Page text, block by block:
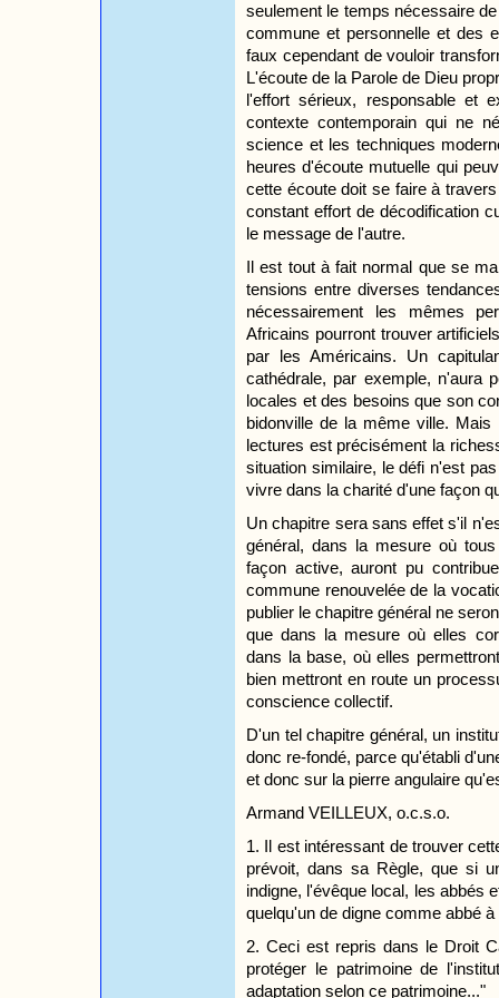
seulement le temps nécessaire
commune et personnelle et des
faux cependant de vouloir
L'écoute de la Parole de Dieu
l'effort sérieux, responsable et
contexte contemporain qui ne
science et les techniques
heures d'écoute mutuelle qui
cette écoute doit se faire à
constant effort de décodification
le message de l'autre.
Il est tout à fait normal que se
tensions entre diverses
nécessairement les mêmes
Africains pourront trouver
par les Américains. Un
cathédrale, par exemple, n'aura
locales et des besoins que son
bidonville de la même ville.
lectures est précisément la
situation similaire, le défi n'est
vivre dans la charité d'une façon
Un chapitre sera sans effet s'il
général, dans la mesure où
façon active, auront pu
commune renouvelée de la
publier le chapitre général ne
que dans la mesure où elles
dans la base, où elles
bien mettront en route un
conscience collectif.
D'un tel chapitre général, un
donc re-fondé, parce qu'établi
et donc sur la pierre angulaire
Armand VEILLEUX, o.c.s.o.
1. Il est intéressant de trouver
prévoit, dans sa Règle, que si
indigne, l'évêque local, les abbés
quelqu'un de digne comme abbé
2. Ceci est repris dans le Droit
protéger le patrimoine de
adaptation selon ce patrimoine..."